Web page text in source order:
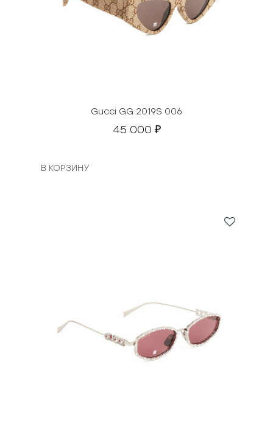
Gucci GG 2019S 006
45 000 ₽
В КОРЗИНУ